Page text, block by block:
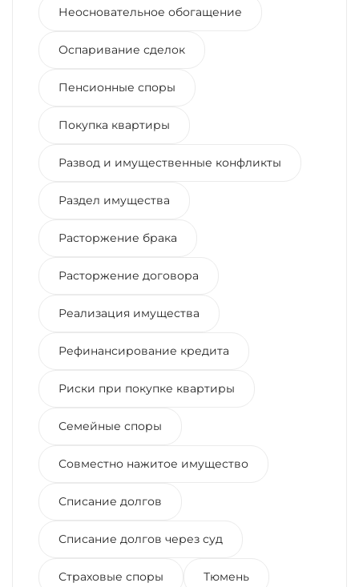
Неосновательное обогащение
Оспаривание сделок
Пенсионные споры
Покупка квартиры
Развод и имущественные конфликты
Раздел имущества
Расторжение брака
Расторжение договора
Реализация имущества
Рефинансирование кредита
Риски при покупке квартиры
Семейные споры
Совместно нажитое имущество
Списание долгов
Списание долгов через суд
Страховые споры Тюмень